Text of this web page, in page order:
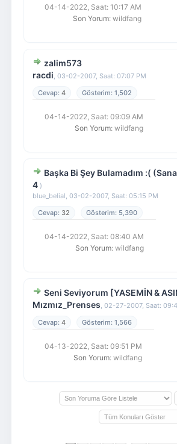
04-14-2022, Saat: 10:17 AM
Son Yorum: wildfang
zalim573
racdi, 03-02-2007, Saat: 07:07 PM
4
1,502
04-14-2022, Saat: 09:09 AM
Son Yorum: wildfang
Başka Bi Şey Bulamadım :(
4)
blue_belial, 03-02-2007, Saat: 05:15 PM
32
5,390
04-14-2022, Saat: 08:40 AM
Son Yorum: wildfang
Seni Seviyorum [YASEMİN &
Mızmız_Prenses, 02-27-2007, Saat:
4
1,566
04-13-2022, Saat: 09:51 PM
Son Yorum: wildfang